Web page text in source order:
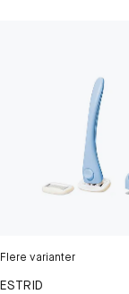
Flere varianter
ESTRID